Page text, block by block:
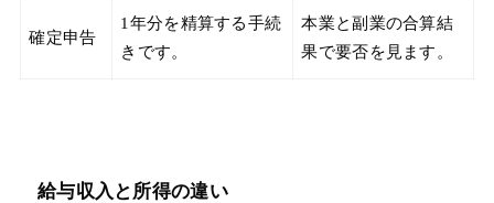
確定申告
1年分を精算する手続
きです。
本業と副業の合算結
果で要否を見ます。
給与収入と所得の違い